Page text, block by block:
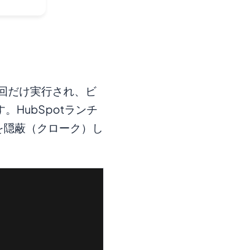
だけ実行され、ビ
。HubSpotランチ
蔽（クローク）し